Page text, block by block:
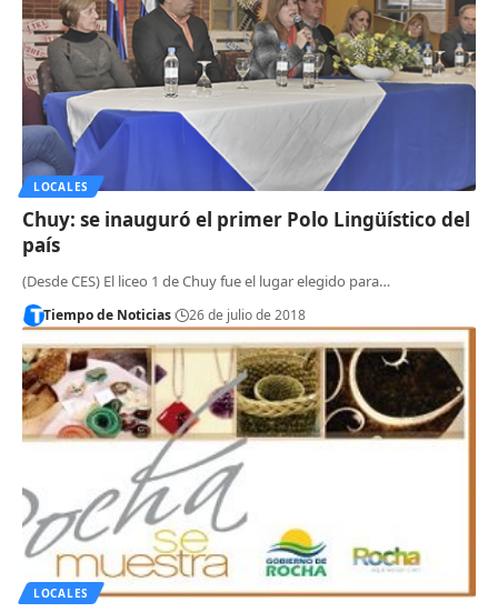
LOCALES
Chuy: se inauguró el primer Polo Lingüístico del
país
(Desde CES) El liceo 1 de Chuy fue el lugar elegido para…
Tiempo de Noticias 26 de julio de 2018
LOCALES